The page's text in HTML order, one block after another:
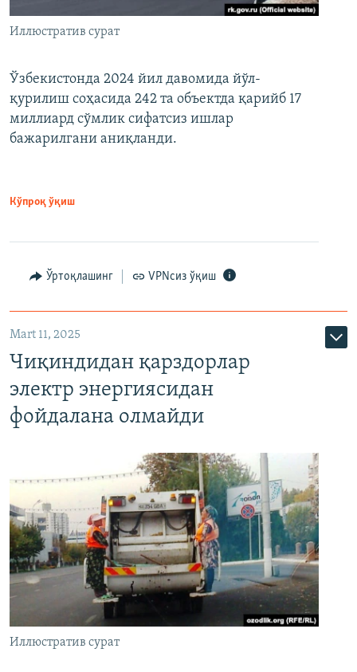
Иллюстратив сурат
Ўзбекистонда 2024 йил давомида йўл-
қурилиш соҳасида 242 та объектда қарийб 17
миллиард сўмлик сифатсиз ишлар
бажарилгани аниқланди.
Кўпроқ ўқиш
Ўртоқлашинг VPNсиз ўқиш
Mart 11, 2025
Чиқиндидан қарздорлар
электр энергиясидан
фойдалана олмайди
Иллюстратив сурат